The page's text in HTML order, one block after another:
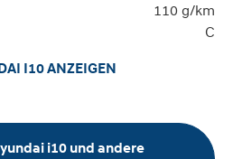
110 g/km
C
I10 ANZEIGEN
i10 und andere